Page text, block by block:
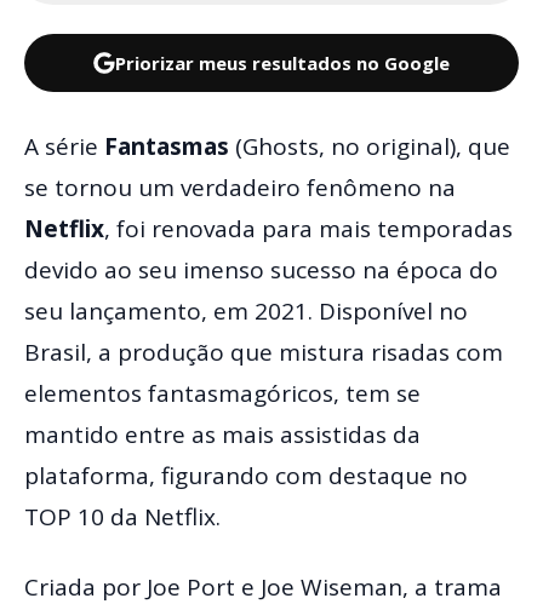
Priorizar meus resultados no Google
A série Fantasmas (Ghosts, no original), que
se tornou um verdadeiro fenômeno na
Netflix, foi renovada para mais temporadas
devido ao seu imenso sucesso na época do
seu lançamento, em 2021. Disponível no
Brasil, a produção que mistura risadas com
elementos fantasmagóricos, tem se
mantido entre as mais assistidas da
plataforma, figurando com destaque no
TOP 10 da Netflix.
Criada por Joe Port e Joe Wiseman, a trama